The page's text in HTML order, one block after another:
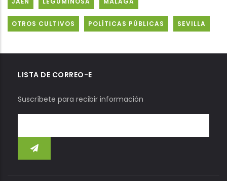
OTROS CULTIVOS POLÍTICAS PÚBLICAS SEVILLA
LISTA DE CORREO-E
Suscríbete para recibir información